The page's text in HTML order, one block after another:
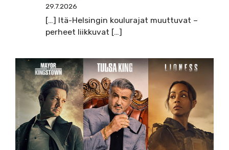
29.7.2026
[…] Itä-Helsingin koulurajat muuttuvat –
perheet liikkuvat […]